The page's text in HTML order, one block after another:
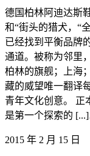
德国柏林阿迪达斯
和“街头的猎犬，“
已经找到平衡品牌
通道。被称为邻里
柏林的旗舰；上海
藏的威望唯一翻译
青年文化创意。 正
是第一个探索的
2015 年 2 月 15 日